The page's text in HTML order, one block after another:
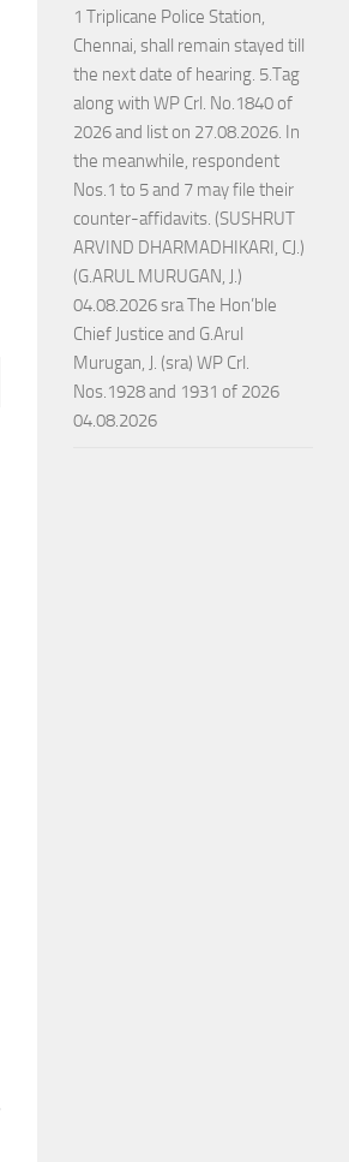
1 Triplicane Police Station,
Chennai, shall remain stayed till
the next date of hearing. 5.Tag
along with WP Crl. No.1840 of
2026 and list on 27.08.2026. In
the meanwhile, respondent
Nos.1 to 5 and 7 may file their
counter-affidavits. (SUSHRUT
ARVIND DHARMADHIKARI, CJ.)
(G.ARUL MURUGAN, J.)
04.08.2026 sra The Hon’ble
Chief Justice and G.Arul
Murugan, J. (sra) WP Crl.
Nos.1928 and 1931 of 2026
04.08.2026